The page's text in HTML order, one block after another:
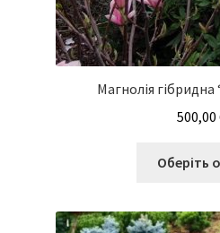
Магнолія гібридна
500,00
Оберіть